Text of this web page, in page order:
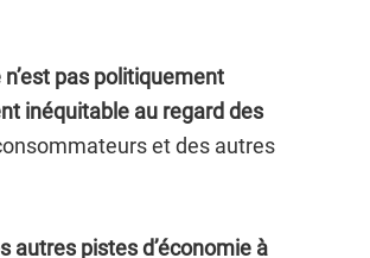
pas politiquement
inéquitable au regard des
et des autres
autres pistes d’économie à